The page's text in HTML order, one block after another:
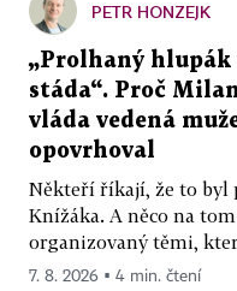
PETR HONZEJK
„Prolhaný hlupák
stáda“. Proč
vláda vedená
opovrhoval
Někteří říkají, že to byl
Knížáka. A něco na
organizovaný těmi,
7. 8. 2026 ▪ 4 min. čtení